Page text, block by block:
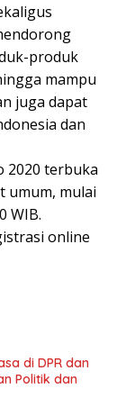
produk
mampu
juga dapat
dan
2020 terbuka
umum, mulai
WIB.
online
di DPR dan
Politik dan